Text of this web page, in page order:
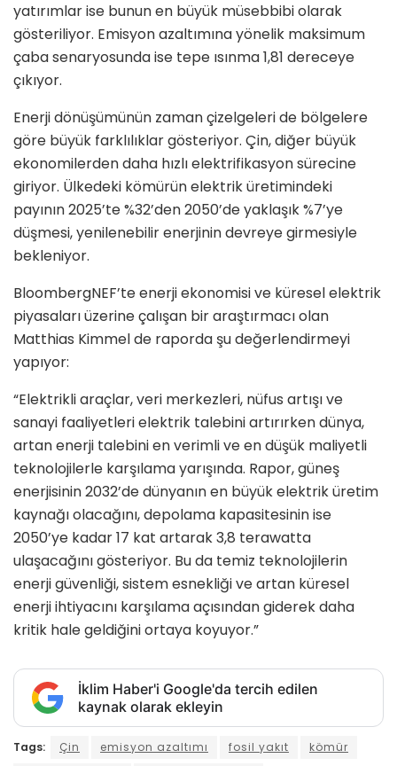
yatırımlar ise bunun en büyük müsebbibi olarak
gösteriliyor. Emisyon azaltımına yönelik maksimum
çaba senaryosunda ise tepe ısınma 1,81 dereceye
çıkıyor.
Enerji dönüşümünün zaman çizelgeleri de bölgelere
göre büyük farklılıklar gösteriyor. Çin, diğer büyük
ekonomilerden daha hızlı elektrifikasyon sürecine
giriyor. Ülkedeki kömürün elektrik üretimindeki
payının 2025’te %32’den 2050’de yaklaşık %7’ye
düşmesi, yenilenebilir enerjinin devreye girmesiyle
bekleniyor.
BloombergNEF’te enerji ekonomisi ve küresel elektrik
piyasaları üzerine çalışan bir araştırmacı olan
Matthias Kimmel de raporda şu değerlendirmeyi
yapıyor:
“Elektrikli araçlar, veri merkezleri, nüfus artışı ve
sanayi faaliyetleri elektrik talebini artırırken dünya,
artan enerji talebini en verimli ve en düşük maliyetli
teknolojilerle karşılama yarışında. Rapor, güneş
enerjisinin 2032’de dünyanın en büyük elektrik üretim
kaynağı olacağını, depolama kapasitesinin ise
2050’ye kadar 17 kat artarak 3,8 terawatta
ulaşacağını gösteriyor. Bu da temiz teknolojilerin
enerji güvenliği, sistem esnekliği ve artan küresel
enerji ihtiyacını karşılama açısından giderek daha
kritik hale geldiğini ortaya koyuyor.”
İklim Haber'i Google'da tercih edilen
kaynak olarak ekleyin
Tags: Çin emisyon azaltımı fosil yakıt kömür